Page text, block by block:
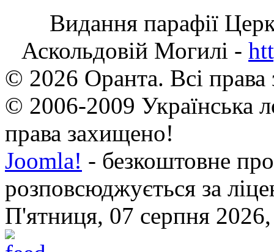
Видання парафії
Аскольдовій Могилі -
© 2026 Оранта. Всі
© 2006-2009 Українська
права захищено!
Joomla! - безкоштовне
розповсюджується за
П'ятниця, 07 серпня